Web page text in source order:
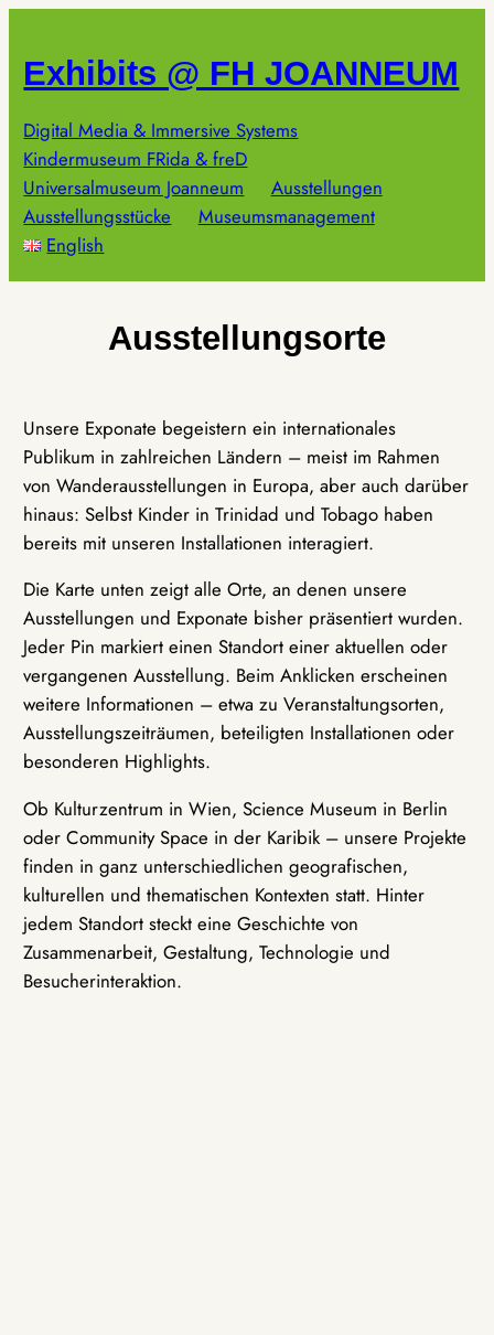
springen
Exhibits @ FH JOANNEUM
Digital Media & Immersive Systems
Kindermuseum FRida & freD
Universalmuseum Joanneum
Ausstellungen
Ausstellungsstücke
Museumsmanagement
English
Ausstellungsorte
Unsere Exponate begeistern ein internationales
Publikum in zahlreichen Ländern – meist im Rahmen
von Wanderausstellungen in Europa, aber auch darüber
hinaus: Selbst Kinder in Trinidad und Tobago haben
bereits mit unseren Installationen interagiert.
Die Karte unten zeigt alle Orte, an denen unsere
Ausstellungen und Exponate bisher präsentiert wurden.
Jeder Pin markiert einen Standort einer aktuellen oder
vergangenen Ausstellung. Beim Anklicken erscheinen
weitere Informationen – etwa zu Veranstaltungsorten,
Ausstellungszeiträumen, beteiligten Installationen oder
besonderen Highlights.
Ob Kulturzentrum in Wien, Science Museum in Berlin
oder Community Space in der Karibik – unsere Projekte
finden in ganz unterschiedlichen geografischen,
kulturellen und thematischen Kontexten statt. Hinter
jedem Standort steckt eine Geschichte von
Zusammenarbeit, Gestaltung, Technologie und
Besucherinteraktion.